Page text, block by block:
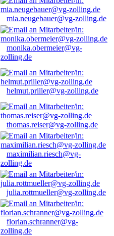
mia.neugebauer@vg-zolling.de
monika.obermeier@vg-
zolling.de
helmut.priller@vg-zolling.de
thomas.reiser@vg-zolling.de
maximilian.riesch@vg-
zolling.de
julia.rottmueller@vg-zolling.de
florian.schranner@vg-
zolling.de